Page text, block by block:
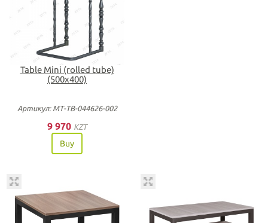
Table Mini (rolled tube)
(500х400)
Артикул: МТ-ТВ-044626-002
9 970 KZT
Buy